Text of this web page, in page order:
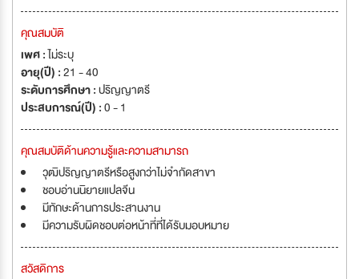
คุณสมบัติ
เพศ :ไม่ระบุ
อายุ(ปี) :21 - 40
ระดับการศึกษา :ปริญญาตรี
ประสบการณ์(ปี) :0 - 1
คุณสมบัติด้านความรู้และความสามารถ
วุฒิปริญญาตรีหรือสูงกว่าไม่จำกัดสาขา
ชอบอ่านนิยายแปลจีน
มีทักษะด้านการประสานงาน
มีความรับผิดชอบต่อหน้าที่ที่ได้รับมอบหมาย
สวัสดิการ